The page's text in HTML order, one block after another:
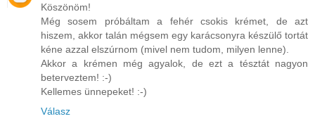
Köszönöm!
Még sosem próbáltam a fehér csokis krémet, de azt
hiszem, akkor talán mégsem egy karácsonyra készülő tortát
kéne azzal elszúrnom (mivel nem tudom, milyen lenne).
Akkor a krémen még agyalok, de ezt a tésztát nagyon
beterveztem! :-)
Kellemes ünnepeket! :-)
Válasz